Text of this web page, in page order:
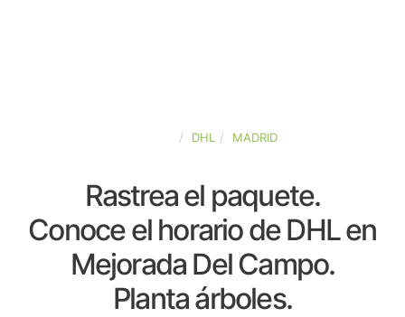
DHL MADRID
Rastrea el paquete.
Conoce el horario de DHL en
Mejorada Del Campo.
Planta árboles.